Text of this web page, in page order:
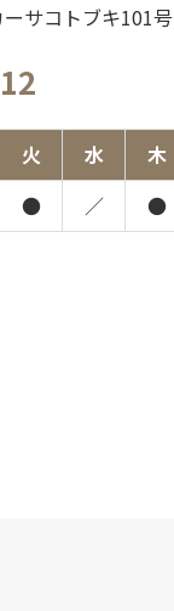
サコトブキ101号
火 水 木
● ／ ●